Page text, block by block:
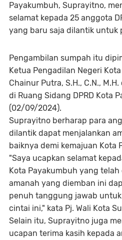
Payakumbuh, Suprayitno,
selamat kepada 25 anggota
yang baru saja dilantik untuk
Pengambilan sumpah itu
Ketua Pengadilan Negeri
Chainur Putra, S.H., C.N.,
di Ruang Sidang DPRD Kota
(02/09/2024).
Suprayitno berharap para
dilantik dapat menjalankan
baiknya demi kemajuan Kota
"Saya ucapkan selamat
Kota Payakumbuh yang telah
amanah yang diemban ini
penuh tanggung jawab
cintai ini," kata Pj. Wali Kota
Selain itu, Suprayitno juga
ucapan terima kasih kepada